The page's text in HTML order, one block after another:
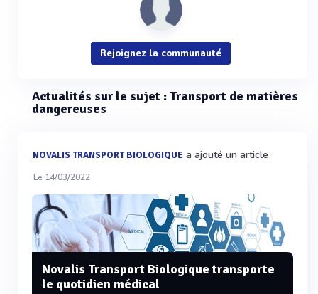
Rejoignez la communauté
Actualités sur le sujet : Transport de matières
dangereuses
NOVALIS TRANSPORT BIOLOGIQUE a ajouté un article
Le 14/03/2022
Novalis Transport Biologique transporte
le quotidien médical